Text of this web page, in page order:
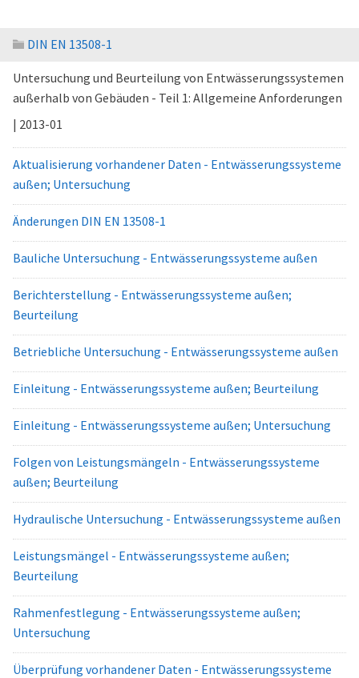
DIN EN 13508-1
Untersuchung und Beurteilung von Entwässerungssystemen
außerhalb von Gebäuden - Teil 1: Allgemeine Anforderungen
| 2013-01
Aktualisierung vorhandener Daten - Entwässerungssysteme
außen; Untersuchung
Änderungen DIN EN 13508-1
Bauliche Untersuchung - Entwässerungssysteme außen
Berichterstellung - Entwässerungssysteme außen;
Beurteilung
Betriebliche Untersuchung - Entwässerungssysteme außen
Einleitung - Entwässerungssysteme außen; Beurteilung
Einleitung - Entwässerungssysteme außen; Untersuchung
Folgen von Leistungsmängeln - Entwässerungssysteme
außen; Beurteilung
Hydraulische Untersuchung - Entwässerungssysteme außen
Leistungsmängel - Entwässerungssysteme außen;
Beurteilung
Rahmenfestlegung - Entwässerungssysteme außen;
Untersuchung
Überprüfung vorhandener Daten - Entwässerungssysteme